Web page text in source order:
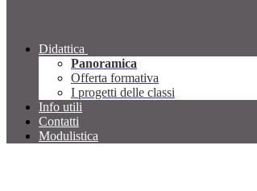
Didattica
Panoramica
Offerta formativa
I progetti delle classi
Info utili
Contatti
Modulistica